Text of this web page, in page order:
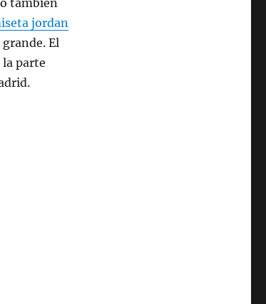
también
jordan
El
la parte